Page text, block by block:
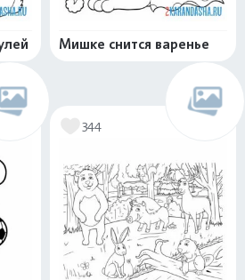
Мишке снится варенье
344